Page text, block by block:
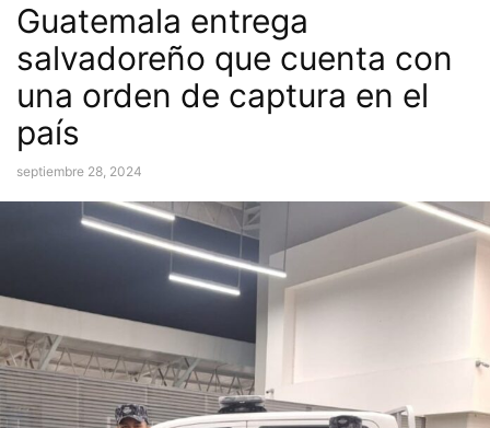
Guatemala entrega
salvadoreño que cuenta con
una orden de captura en el
país
septiembre 28, 2024